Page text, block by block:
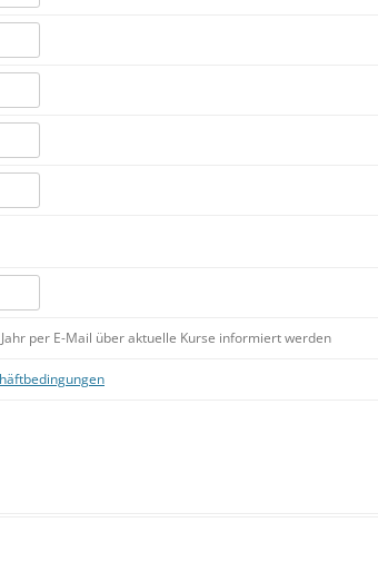
per E-Mail über aktuelle Kurse informiert werden